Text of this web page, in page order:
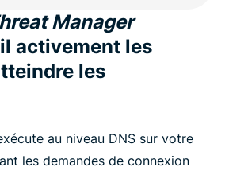
Manager
activement les
les
au niveau DNS sur votre
les demandes de connexion